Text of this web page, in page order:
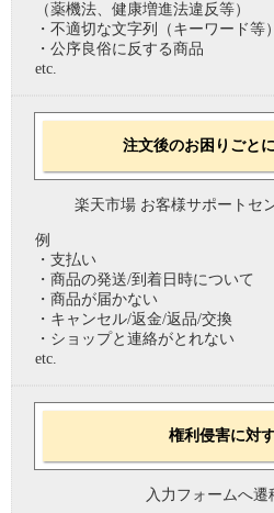
（薬機法、健康増進法違反等）
・不適切な文字列（キーワード等）
・公序良俗に反する商品
etc.
注文後のお困りごと
楽天市場 お客様サポートセ
例
・支払い
・商品の発送/到着日時について
・商品が届かない
・キャンセル/返金/返品/交換
・ショップと連絡がとれない
etc.
権利侵害に対
入力フォームへ遷